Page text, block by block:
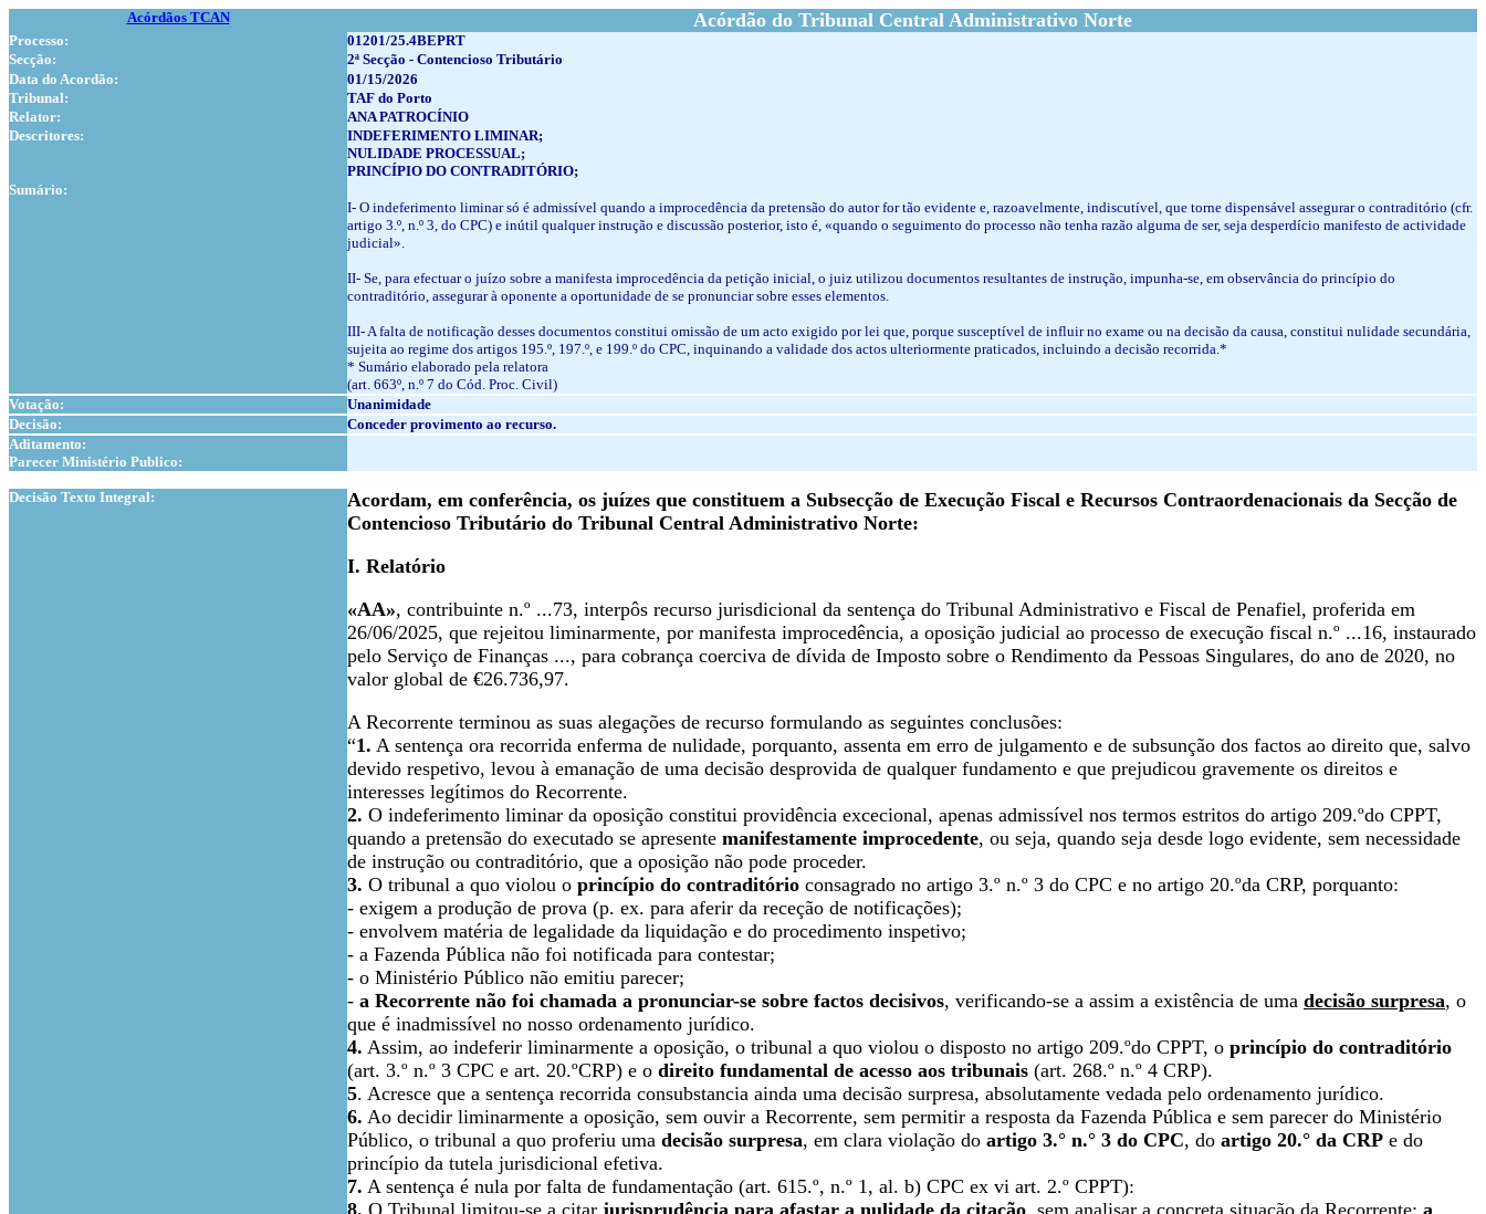
Acórdãos TCAN Acórdão do Tribunal Central Administrativo Norte
Processo:
01201/25.4BEPRT
Secção:
2ª Secção - Contencioso Tributário
Data do Acordão:
01/15/2026
Tribunal:
TAF do Porto
Relator:
ANA PATROCÍNIO
Descritores:
INDEFERIMENTO LIMINAR;
NULIDADE PROCESSUAL;
PRINCÍPIO DO CONTRADITÓRIO;
Sumário:
I- O indeferimento liminar só é admissível quando a improcedência da pretensão do autor for tão evidente e, razoavelmente, indiscutível, que torne dispensável assegurar o contraditório (cfr.
artigo 3.º, n.º 3, do CPC) e inútil qualquer instrução e discussão posterior, isto é, «quando o seguimento do processo não tenha razão alguma de ser, seja desperdício manifesto de actividade
judicial».
II- Se, para efectuar o juízo sobre a manifesta improcedência da petição inicial, o juiz utilizou documentos resultantes de instrução, impunha-se, em observância do princípio do
contraditório, assegurar à oponente a oportunidade de se pronunciar sobre esses elementos.
III- A falta de notificação desses documentos constitui omissão de um acto exigido por lei que, porque susceptível de influir no exame ou na decisão da causa, constitui nulidade secundária,
sujeita ao regime dos artigos 195.º, 197.º, e 199.º do CPC, inquinando a validade dos actos ulteriormente praticados, incluindo a decisão recorrida.*
* Sumário elaborado pela relatora
(art. 663º, n.º 7 do Cód. Proc. Civil)
Votação:
Unanimidade
Decisão:
Conceder provimento ao recurso.
Aditamento:
Parecer Ministério Publico:
Decisão Texto Integral:
Acordam, em conferência, os juízes que constituem a Subsecção de Execução Fiscal e Recursos Contraordenacionais da Secção de
Contencioso Tributário do Tribunal Central Administrativo Norte:
I. Relatório
«AA», contribuinte n.º ...73, interpôs recurso jurisdicional da sentença do Tribunal Administrativo e Fiscal de Penafiel, proferida em
26/06/2025, que rejeitou liminarmente, por manifesta improcedência, a oposição judicial ao processo de execução fiscal n.º ...16, instaurado
pelo Serviço de Finanças ..., para cobrança coerciva de dívida de Imposto sobre o Rendimento da Pessoas Singulares, do ano de 2020, no
valor global de €26.736,97.
A Recorrente terminou as suas alegações de recurso formulando as seguintes conclusões:
“1. A sentença ora recorrida enferma de nulidade, porquanto, assenta em erro de julgamento e de subsunção dos factos ao direito que, salvo
devido respetivo, levou à emanação de uma decisão desprovida de qualquer fundamento e que prejudicou gravemente os direitos e
interesses legítimos do Recorrente.
2. O indeferimento liminar da oposição constitui providência excecional, apenas admissível nos termos estritos do artigo 209.ºdo CPPT,
quando a pretensão do executado se apresente manifestamente improcedente, ou seja, quando seja desde logo evidente, sem necessidade
de instrução ou contraditório, que a oposição não pode proceder.
3. O tribunal a quo violou o princípio do contraditório consagrado no artigo 3.º n.º 3 do CPC e no artigo 20.ºda CRP, porquanto:
- exigem a produção de prova (p. ex. para aferir da receção de notificações);
- envolvem matéria de legalidade da liquidação e do procedimento inspetivo;
- a Fazenda Pública não foi notificada para contestar;
- o Ministério Público não emitiu parecer;
- a Recorrente não foi chamada a pronunciar-se sobre factos decisivos, verificando-se a assim a existência de uma decisão surpresa, o
que é inadmissível no nosso ordenamento jurídico.
4. Assim, ao indeferir liminarmente a oposição, o tribunal a quo violou o disposto no artigo 209.ºdo CPPT, o princípio do contraditório
(art. 3.º n.º 3 CPC e art. 20.ºCRP) e o direito fundamental de acesso aos tribunais (art. 268.º n.º 4 CRP).
5. Acresce que a sentença recorrida consubstancia ainda uma decisão surpresa, absolutamente vedada pelo ordenamento jurídico.
6. Ao decidir liminarmente a oposição, sem ouvir a Recorrente, sem permitir a resposta da Fazenda Pública e sem parecer do Ministério
Público, o tribunal a quo proferiu uma decisão surpresa, em clara violação do artigo 3.° n.° 3 do CPC, do artigo 20.° da CRP e do
princípio da tutela jurisdicional efetiva.
7. A sentença é nula por falta de fundamentação (art. 615.º, n.º 1, al. b) CPC ex vi art. 2.º CPPT):
8. O Tribunal limitou-se a citar jurisprudência para afastar a nulidade da citação, sem analisar a concreta situação da Recorrente: a